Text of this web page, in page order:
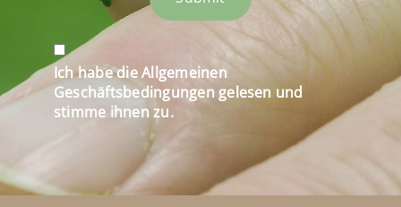
Ich habe die Allgemeinen
Geschäftsbedingungen gelesen und
stimme ihnen zu.